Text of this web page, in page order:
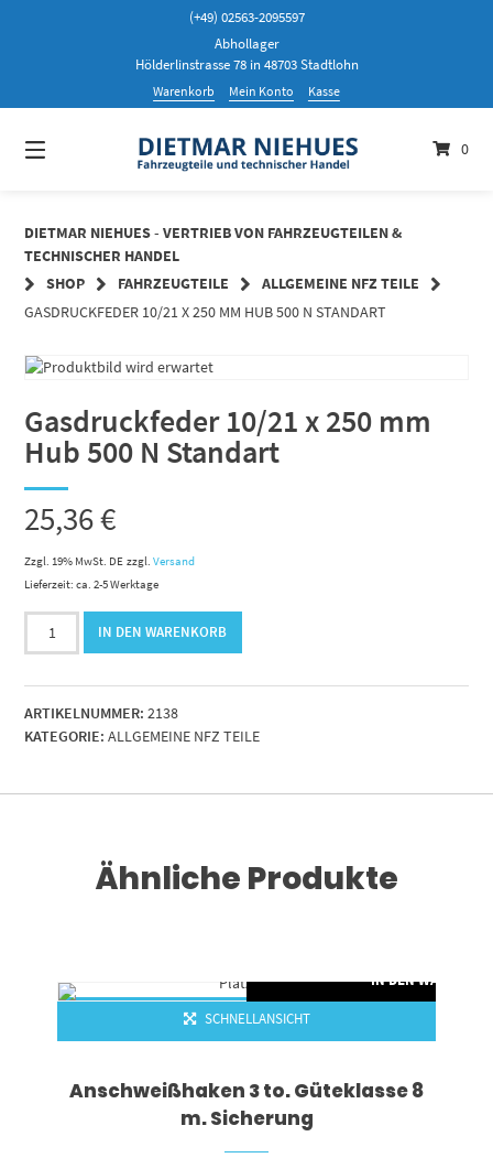
(+49) 02563-2095597
Abhollager
Hölderlinstrasse 78 in 48703 Stadtlohn
Warenkorb Mein Konto Kasse
0
DIETMAR NIEHUES - VERTRIEB VON FAHRZEUGTEILEN &
TECHNISCHER HANDEL
SHOP
FAHRZEUGTEILE
ALLGEMEINE NFZ TEILE
GASDRUCKFEDER 10/21 X 250 MM HUB 500 N STANDART
Gasdruckfeder 10/21 x 250 mm
Hub 500 N Standart
25,36€
Zzgl. 19% MwSt. DE zzgl.Versand
Lieferzeit: ca. 2-5 Werktage
Gasdruckfeder
10/21
250
mm
Hub
IN DEN WARENKORB
ARTIKELNUMMER: 2138
KATEGORIE: ALLGEMEINE NFZ TEILE
Ähnliche Produkte
IN DEN
SCHNELLANSICHT
Anschweißhaken 3 to. Güteklasse 8
m. Sicherung